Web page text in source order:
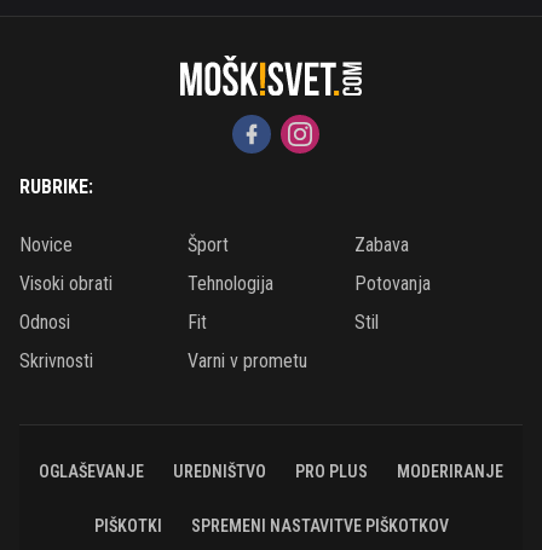
RUBRIKE:
Novice Šport
Zabava
Visoki obrati
Tehnologija
Potovanja
Odnosi
Fit
Stil
Skrivnosti
Varni v prometu
OGLAŠEVANJE UREDNIŠTVO PRO PLUS MODERIRANJE
PIŠKOTKI SPREMENI NASTAVITVE PIŠKOTKOV